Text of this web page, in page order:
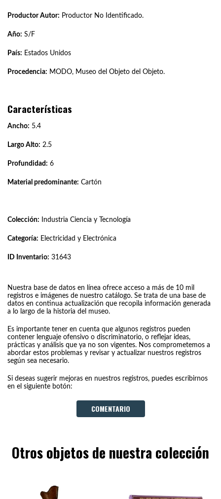
Productor Autor: Productor No Identificado.
Año: S/F
País: Estados Unidos
Procedencia: MODO, Museo del Objeto del Objeto.
Características
Ancho: 5.4
Largo Alto: 2.5
Profundidad: 6
Material predominante: Cartón
Colección: Industria Ciencia y Tecnología
Categoría: Electricidad y Electrónica
ID Inventario: 31643
Nuestra base de datos en línea ofrece acceso a más de 10 mil
registros e imágenes de nuestro catálogo. Se trata de una base de
datos en continua actualización que recopila información generada
a lo largo de la historia del museo.
Es importante tener en cuenta que algunos registros pueden
contener lenguaje ofensivo o discriminatorio, o reflejar ideas,
prácticas y análisis que ya no son vigentes. Nos comprometemos a
abordar estos problemas y revisar y actualizar nuestros registros
según sea necesario.
Si deseas sugerir mejoras en nuestros registros, puedes escribirnos
en el siguiente botón:
COMENTARIO
Otros objetos de nuestra colección